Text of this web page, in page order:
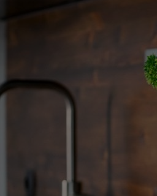
Активное
Используя
тяжелых металлов,
активной ионной
фильтров с